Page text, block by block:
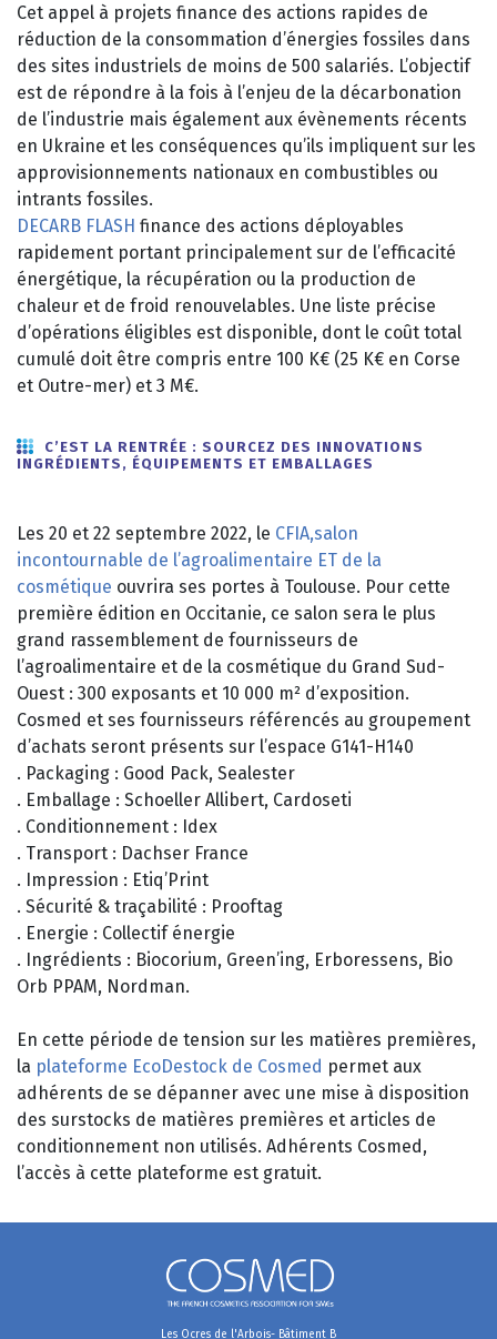
Cet appel à projets finance des actions rapides de
réduction de la consommation d’énergies fossiles dans
des sites industriels de moins de 500 salariés. L’objectif
est de répondre à la fois à l’enjeu de la décarbonation
de l’industrie mais également aux évènements récents
en Ukraine et les conséquences qu’ils impliquent sur les
approvisionnements nationaux en combustibles ou
intrants fossiles.
DECARB FLASH finance des actions déployables
rapidement portant principalement sur de l’efficacité
énergétique, la récupération ou la production de
chaleur et de froid renouvelables. Une liste précise
d’opérations éligibles est disponible, dont le coût total
cumulé doit être compris entre 100 K€ (25 K€ en Corse
et Outre-mer) et 3 M€.
C’EST LA RENTRÉE : SOURCEZ DES INNOVATIONS
INGRÉDIENTS, ÉQUIPEMENTS ET EMBALLAGES
Les 20 et 22 septembre 2022, le CFIA,salon
incontournable de l’agroalimentaire ET de la
cosmétique ouvrira ses portes à Toulouse. Pour cette
première édition en Occitanie, ce salon sera le plus
grand rassemblement de fournisseurs de
l’agroalimentaire et de la cosmétique du Grand Sud-
Ouest : 300 exposants et 10 000 m² d’exposition.
Cosmed et ses fournisseurs référencés au groupement
d’achats seront présents sur l’espace G141-H140
. Packaging : Good Pack, Sealester
. Emballage : Schoeller Allibert, Cardoseti
. Conditionnement : Idex
. Transport : Dachser France
. Impression : Etiq’Print
. Sécurité & traçabilité : Prooftag
. Energie : Collectif énergie
. Ingrédients : Biocorium, Green’ing, Erboressens, Bio
Orb PPAM, Nordman.
En cette période de tension sur les matières premières,
la plateforme EcoDestock de Cosmed permet aux
adhérents de se dépanner avec une mise à disposition
des surstocks de matières premières et articles de
conditionnement non utilisés. Adhérents Cosmed,
l’accès à cette plateforme est gratuit.
Les Ocres de l'Arbois- Bâtiment B